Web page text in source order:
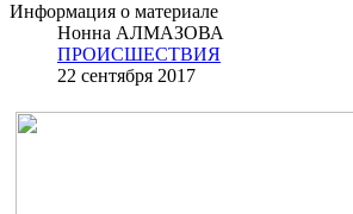
Информация о материале
Нонна АЛМАЗОВА
ПРОИСШЕСТВИЯ
22 сентября 2017